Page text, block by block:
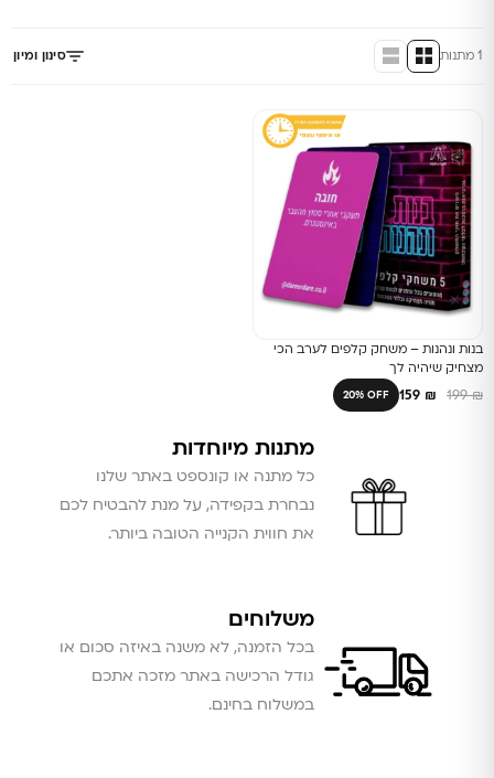
1 מתנות סינון ומיון
בנות ונהנות – משחק קלפים לערב הכי
מצחיק שיהיה לך
₪
199
₪
20% OFF
מתנות מיוחדות
כל מתנה או קונספט באתר שלנו
נבחרת בקפידה, על מנת להבטיח לכם
את חווית הקנייה הטובה ביותר.
משלוחים
בכל הזמנה, לא משנה באיזה סכום או
גודל הרכישה באתר מזכה אתכם
במשלוח בחינם.